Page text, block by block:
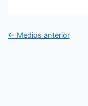
← Medios anterior